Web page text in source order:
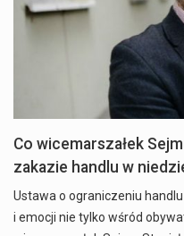
Co wicemarszałek
zakazie handlu w
Ustawa o ograniczeniu
i emocji nie tylko wśród